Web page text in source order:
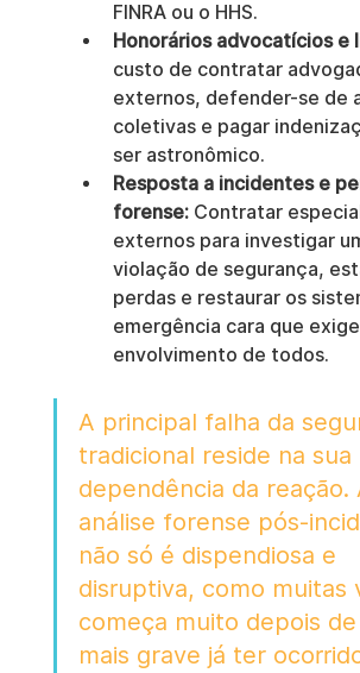
FINRA ou o HHS.
Honorários advocatícios e
custo de contratar
externos, defender-se de
coletivas e pagar
ser astronômico.
Resposta a incidentes e
forense: Contratar
externos para investigar
violação de segurança,
perdas e restaurar os
emergência cara que
envolvimento de todos.
A principal falha da
tradicional reside na sua
dependência da reação.
análise forense pós-
não só é dispendiosa e
disruptiva, como muitas
começa muito depois
mais grave já ter